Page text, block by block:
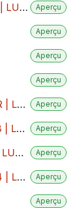
Matthieu chapitre 1 versets 18-25 | LUMO Aperçu
Aperçu
Aperçu
Aperçu
Matthieu chapitre 5 versets 1-26 R | LUMO Aperçu
Matthieu chapitre 5 versets 27-48 | LUMO Aperçu
Matthieu chapitre 6 versets 1-23 | LUMO Aperçu
Matthieu chapitre 6 versets 24-34 | LUMO Aperçu
Aperçu